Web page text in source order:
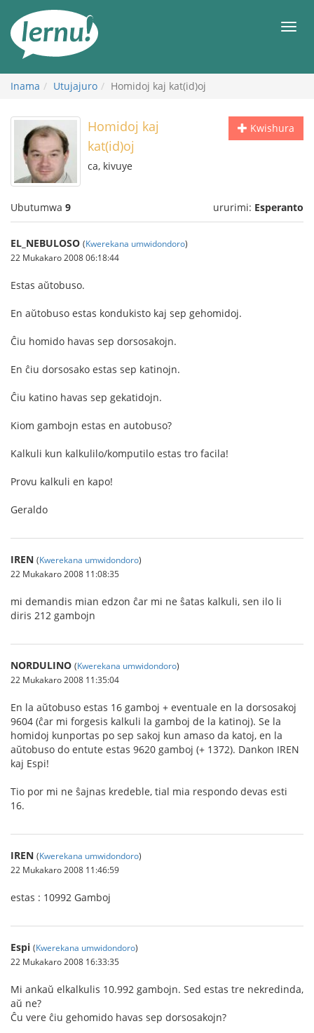
rupapuro
rw'ibirimwo
Inama Utujajuro Homidoj kaj kat(id)oj
Kwishura
Homidoj kaj
kat(id)oj
ca, kivuye
Ubutumwa 9 ururimi: Esperanto
EL_NEBULOSO (Kwerekana umwidondoro)
22 Mukakaro 2008 06:18:44
Estas aŭtobuso.
En aŭtobuso estas kondukisto kaj sep gehomidoj.
Ĉiu homido havas sep dorsosakojn.
En ĉiu dorsosako estas sep katinojn.
Ĉiu katino havas sep gekatidojn.
Kiom gambojn estas en autobuso?
Kalkuli kun kalkulilo/komputilo estas tro facila!
Provu kalkuli en kapo!
Geraldo
IREN (Kwerekana umwidondoro)
22 Mukakaro 2008 11:08:35
mi demandis mian edzon ĉar mi ne ŝatas kalkuli, sen ilo li
diris 212 gambojn
NORDULINO (Kwerekana umwidondoro)
22 Mukakaro 2008 11:35:04
En la aŭtobuso estas 16 gamboj + eventuale en la dorsosakoj
9604 (ĉar mi forgesis kalkuli la gamboj de la katinoj). Se la
homidoj kunportas po sep sakoj kun amaso da katoj, en la
aŭtobuso do entute estas 9620 gamboj (+ 1372). Dankon IREN
kaj Espi!
Tio por mi ne ŝajnas kredeble, tial mia respondo devas esti
16.
IREN (Kwerekana umwidondoro)
22 Mukakaro 2008 11:46:59
estas : 10992 Gamboj
Espi (Kwerekana umwidondoro)
22 Mukakaro 2008 16:33:35
Mi ankaŭ elkalkulis 10.992 gambojn. Sed estas tre nekredinda,
aŭ ne?
Ĉu vere ĉiu gehomido havas sep dorsosakojn?